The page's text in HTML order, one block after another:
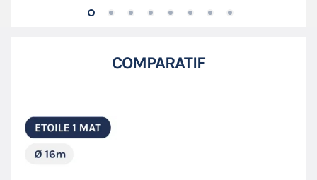
COMPARATIF